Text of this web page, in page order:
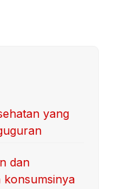
yang
dan
konsumsinya